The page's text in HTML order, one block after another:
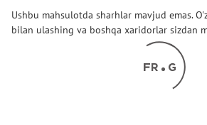
Ushbu mahsulotda sharhlar mavjud emas.
bilan ulashing va boshqa xaridorlar sizdan